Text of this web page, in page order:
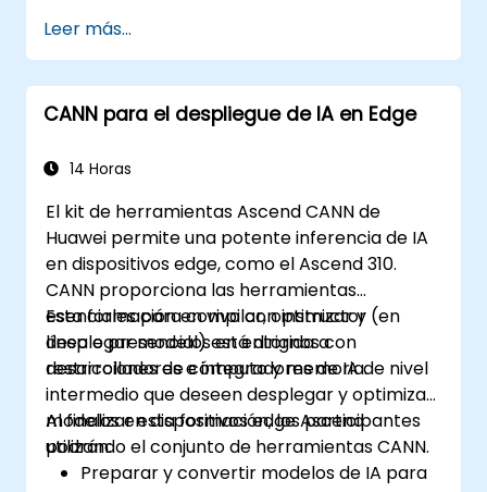
Leer más...
CANN para el despliegue de IA en Edge
14 Horas
El kit de herramientas Ascend CANN de
Huawei permite una potente inferencia de IA
en dispositivos edge, como el Ascend 310.
CANN proporciona las herramientas
esenciales para compilar, optimizar y
desplegar modelos en entornos con
restricciones de cómputo y memoria.
Esta formación en vivo con instructor (en
línea o presencial) está dirigida a
desarrolladores e integradores de IA de nivel
intermedio que deseen desplegar y optimizar
modelos en dispositivos edge Ascend
utilizando el conjunto de herramientas CANN.
Al finalizar esta formación, los participantes
podrán:
Preparar y convertir modelos de IA para